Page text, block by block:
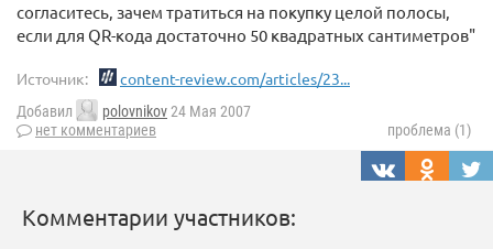
согласитесь, зачем тратиться на покупку целой полосы,
если для QR-кода достаточно 50 квадратных сантиметров"
Источник: content-review.com/articles/23...
Добавил polovnikov24 Мая 2007
нет комментариев
проблема (1)
Комментарии участников: